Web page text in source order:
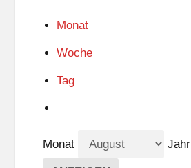
Monat
Woche
Tag
Monat Jahr